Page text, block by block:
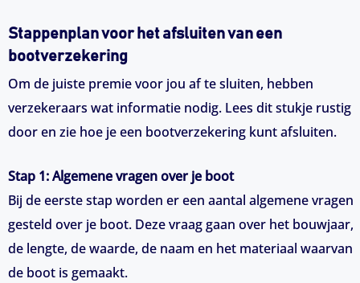
Stappenplan voor het afsluiten van een
bootverzekering
Om de juiste premie voor jou af te sluiten, hebben
verzekeraars wat informatie nodig. Lees dit stukje rustig
door en zie hoe je een bootverzekering kunt afsluiten.
Stap 1: Algemene vragen over je boot
Bij de eerste stap worden er een aantal algemene vragen
gesteld over je boot. Deze vraag gaan over het bouwjaar,
de lengte, de waarde, de naam en het materiaal waarvan
de boot is gemaakt.